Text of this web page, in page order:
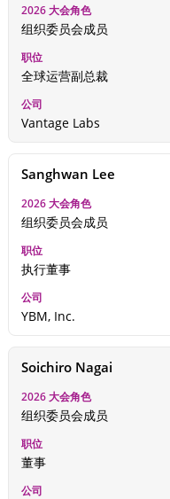
组织委员会成员
全球运营副总裁
Vantage Labs
Sanghwan Lee
组织委员会成员
执行董事
YBM, Inc.
Soichiro Nagai
组织委员会成员
董事